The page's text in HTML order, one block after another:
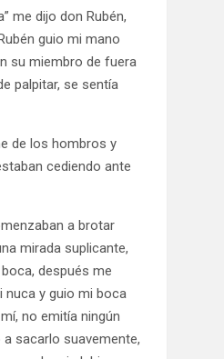
me dijo don Rubén,
guio mi mano
su miembro de fuera
palpitar, se sentía
de los hombros y
cediendo ante
a brotar
mirada suplicante,
después me
nuca y guio mi boca
no emitía ningún
sacarlo suavemente,